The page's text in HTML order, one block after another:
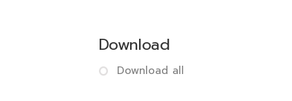
Download
Download all